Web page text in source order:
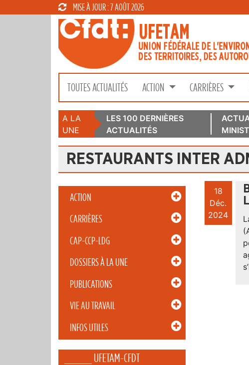
MISE À JOUR : 7 AOÛT 2026
TOUTES ACTUALITÉS ACTION CARRIÈRES
A LA
UNE
LES 100 DERNIÈRES
ACTUALITÉS
RESTAURANTS INTER
ACTION
CARRIÈRES
CAP-CCP-LDG
DOSSIERS À LA UNE
PUBLICATIONS
VIE AU TRAVAIL
INFOS UTILES
_____ UFETAM-CFDT
18
Déc.
2024